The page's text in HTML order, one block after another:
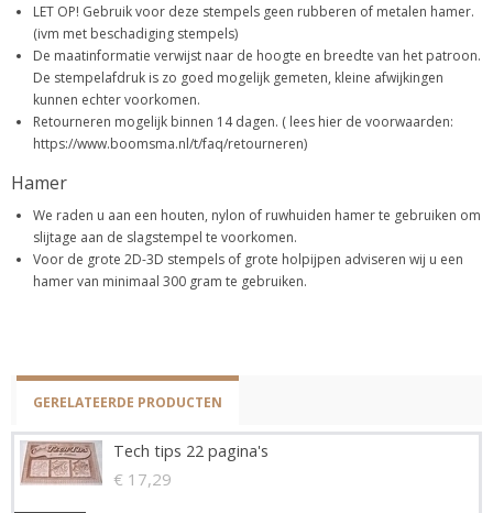
LET OP! Gebruik voor deze stempels geen rubberen of metalen hamer.
(ivm met beschadiging stempels)
De maatinformatie verwijst naar de hoogte en breedte van het patroon.
De stempelafdruk is zo goed mogelijk gemeten, kleine afwijkingen
kunnen echter voorkomen.
Retourneren mogelijk binnen 14 dagen. ( lees hier de voorwaarden:
https://www.boomsma.nl/t/faq/retourneren)
Hamer
We raden u aan een houten, nylon of ruwhuiden hamer te gebruiken om
slijtage aan de slagstempel te voorkomen.
Voor de grote 2D-3D stempels of grote holpijpen adviseren wij u een
hamer van minimaal 300 gram te gebruiken.
GERELATEERDE PRODUCTEN
Tech tips 22 pagina's
€ 17,29